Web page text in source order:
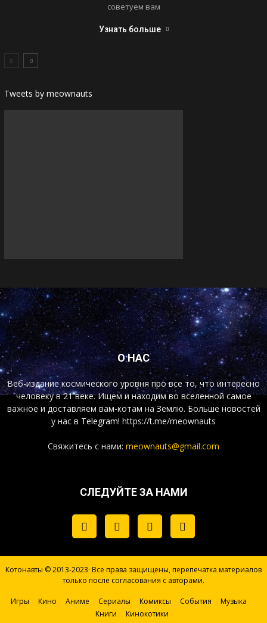
советуем вам
Узнать больше
Tweets by meownauts
О НАС
Веб-издание космического уровня про все то, что интересно
человеку в 21 веке. Ищем и находим во вселенной самое
важное и доставляем вам-котам на Землю. Больше новостей
у нас в Telegram! https://t.me/meownauts
Свяжитесь с нами: meownauts@gmail.com
СЛЕДУЙТЕ ЗА НАМИ
Котонавты © 2013-2023· Все права защищены, перепечатка материалов
только после согласования с авторами.
Игры Кино Аниме Сериалы Комиксы События
Музыка
Книги
Кинокотики